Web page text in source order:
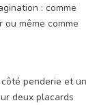
: comme
même comme
penderie et un
deux placards